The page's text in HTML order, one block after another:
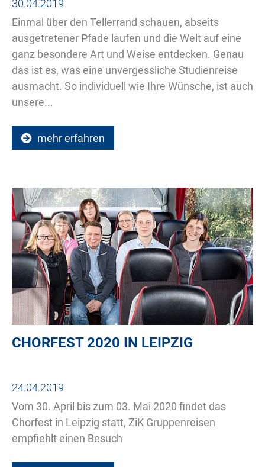
30.04.2019
Einmal über den Tellerrand schauen, abseits
ausgetretener Pfade laufen und die Welt auf eine
ganz besondere Art und Weise entdecken. Genau
das ist es, was eine unvergessliche Studienreise
ausmacht. So individuell wie Ihre Wünsche, ist auch
unsere...
mehr erfahren
CHORFEST 2020 IN LEIPZIG
24.04.2019
Vom 30. April bis zum 03. Mai 2020 findet das
Chorfest in Leipzig statt, ZiK Gruppenreisen
empfiehlt einen Besuch